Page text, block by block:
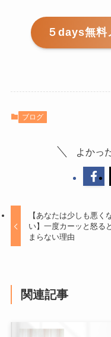
５days無料
ブログ
よかっ
【あなたは少しも悪く
い】一度カーッと怒る
まらない理由
関連記事